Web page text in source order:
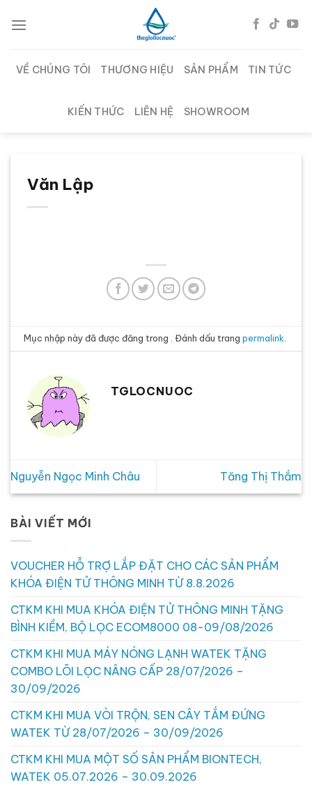
đến
dung
VỀ CHÚNG TÔI THƯƠNG HIỆU SẢN PHẨM TIN TỨC
KIẾN THỨC LIÊN HỆ SHOWROOM
Văn Lập
Mục nhập này đã được đăng trong . Đánh dấu trangpermalink
TGLOCNUOC
Nguyễn Ngọc Minh Châu Tăng Thị Thắm
BÀI VIẾT MỚI
VOUCHER HỖ TRỢ LẮP ĐẶT CHO CÁC SẢN PHẨM
KHÓA ĐIỆN TỬ THÔNG MINH TỪ 8.8.2026
CTKM KHI MUA KHÓA ĐIỆN TỬ THÔNG MINH TẶNG
BÌNH KIỀM, BỘ LỌC ECOM8000 08-09/08/2026
CTKM KHI MUA MÁY NÓNG LẠNH WATEK TẶNG
COMBO LÕI LỌC NÂNG CẤP 28/07/2026 –
30/09/2026
CTKM KHI MUA VÒI TRỘN, SEN CÂY TẮM ĐỨNG
WATEK TỪ 28/07/2026 – 30/09/2026
CTKM KHI MUA MỘT SỐ SẢN PHẨM BIONTECH,
WATEK 05.07.2026 – 30.09.2026